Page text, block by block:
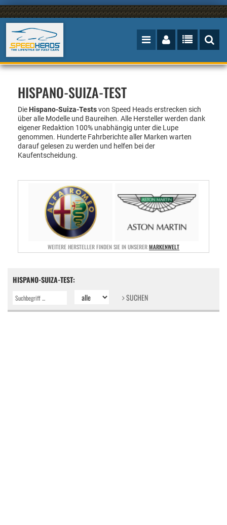
HISPANO-SUIZA-TEST
Die Hispano-Suiza-Testsvon Speed Heads erstrecken sich
über alle Modelle und Baureihen. Alle Hersteller werden dank
eigener Redaktion 100% unabhängig unter die Lupe
genommen. Hunderte Fahrberichte aller Marken warten
darauf gelesen zu werden und helfen bei der
Kaufentscheidung.
WEITERE HERSTELLER FINDEN SIE IN UNSERERMARKENWELT
HISPANO-SUIZA-TEST:
SUCHEN